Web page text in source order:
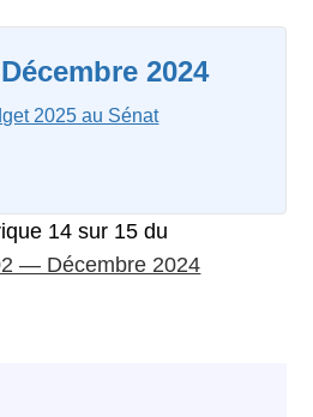
2024
2025 au Sénat
14 sur 15 du
— Décembre 2024